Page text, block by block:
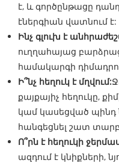
է, և գործընթացը
էներգիան վատնում է:
Ինչ գլուխ է
ուղղահայաց
համակարգի
Ի՞նչ հեղուկ է մղվում:
քայքայիչ հեղուկը,
կամ կասեցված պինդ
հանգեցնել շատ
Ո՞րն է հեղուկի
ազդում է կնիքների,